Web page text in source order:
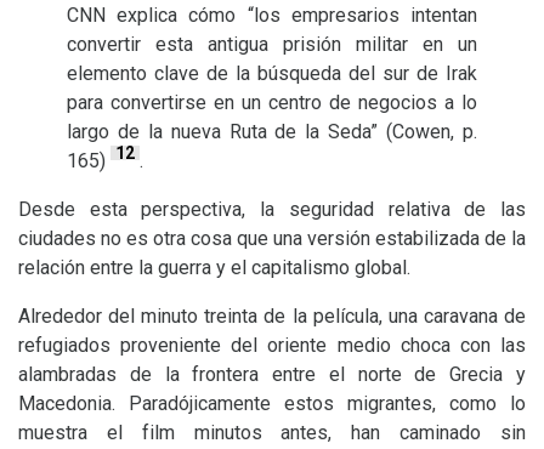
CNN explica cómo “los empresarios intentan
convertir esta antigua prisión militar en un
elemento clave de la búsqueda del sur de Irak
para convertirse en un centro de negocios a lo
largo de la nueva Ruta de la Seda” (Cowen, p.
165) 12 .
Desde esta perspectiva, la seguridad relativa de las
ciudades no es otra cosa que una versión estabilizada de la
relación entre la guerra y el capitalismo global.
Alrededor del minuto treinta de la película, una caravana de
refugiados proveniente del oriente medio choca con las
alambradas de la frontera entre el norte de Grecia y
Macedonia. Paradójicamente estos migrantes, como lo
muestra el film minutos antes, han caminado sin